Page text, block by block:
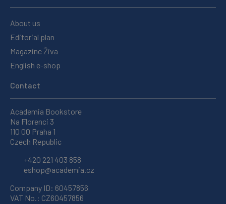
About us
Editorial plan
Magazine Živa
English e-shop
Contact
Academia Bookstore
Na Florenci 3
110 00 Praha 1
Czech Republic
+420 221 403 858
eshop@academia.cz
Company ID: 60457856
VAT No.: CZ60457856